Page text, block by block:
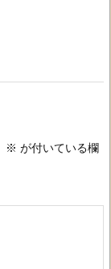
※ が付いている欄